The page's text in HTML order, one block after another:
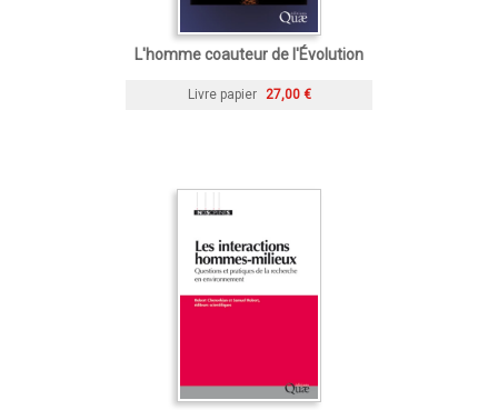
L'homme coauteur de l'Évolution
Livre papier 27,00 €